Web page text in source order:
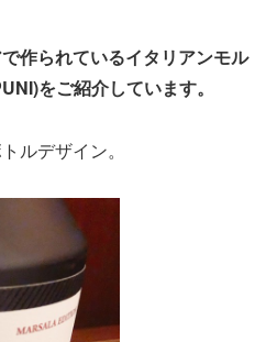
作られているイタリアンモル
をご紹介しています。
ルデザイン。